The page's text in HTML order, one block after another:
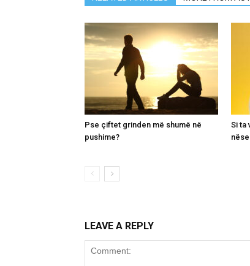
Pse çiftet grinden më shumë në
pushime?
Si ta
LEAVE A REPLY